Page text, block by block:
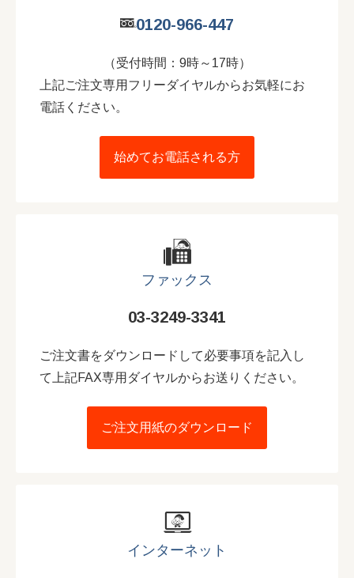
0120-966-447
（受付時間：9時～17時）
上記ご注文専用フリーダイヤルからお気軽にお
電話ください。
始めてお電話される方
ファックス
03-3249-3341
ご注文書をダウンロードして必要事項を記入し
て上記FAX専用ダイヤルからお送りください。
ご注文用紙のダウンロード
インターネット